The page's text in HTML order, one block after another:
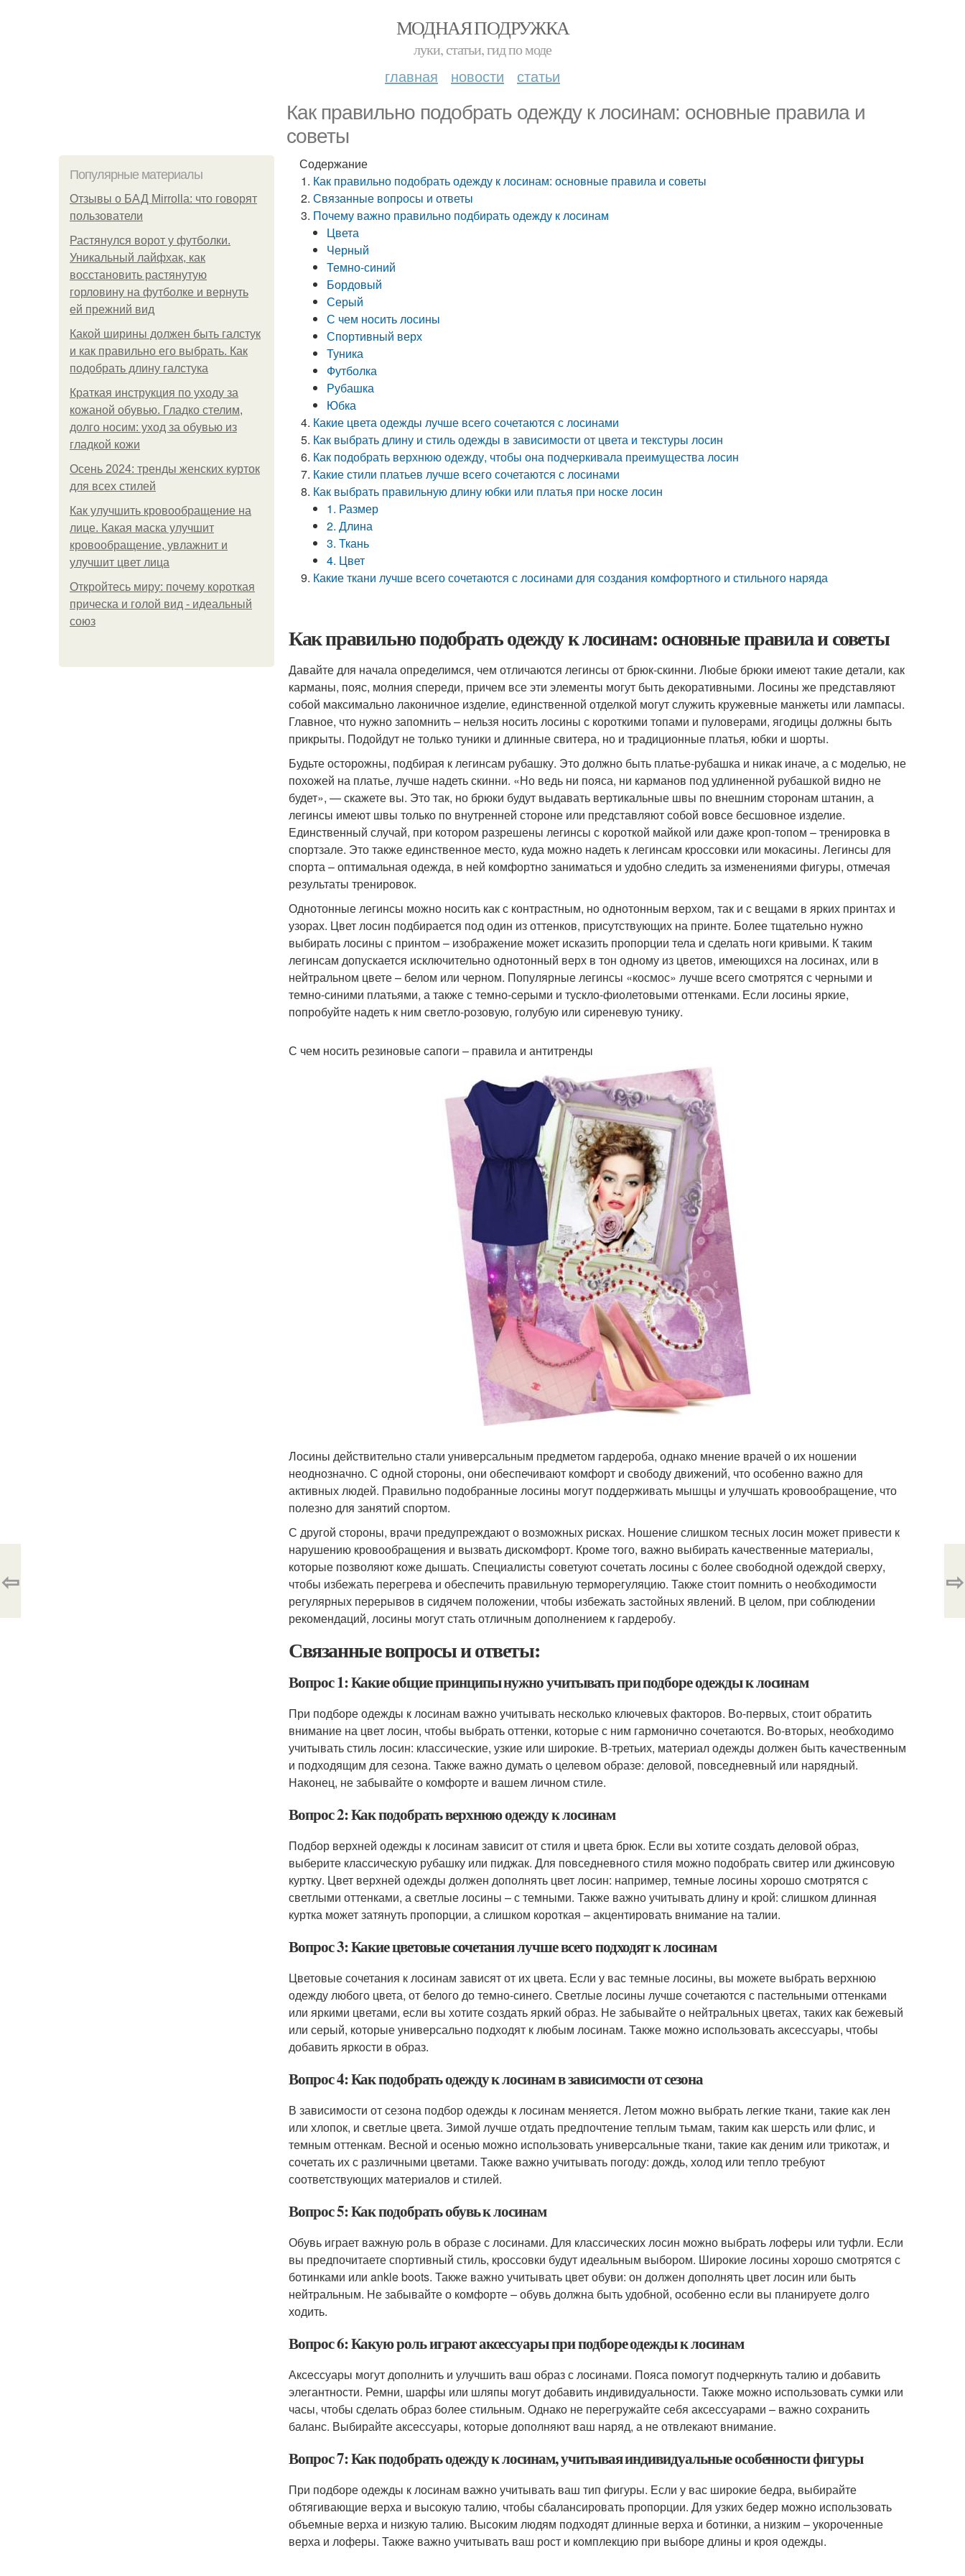
МОДНАЯ ПОДРУЖКА
луки, статьи, гид по моде
главная новости статьи
Как правильно подобрать одежду к лосинам: основные правила и
советы
Популярные материалы
Отзывы о БАД Mirrolla: что говорят
пользователи
Растянулся ворот у футболки.
Уникальный лайфхак, как
восстановить растянутую
горловину на футболке и вернуть
ей прежний вид
Какой ширины должен быть галстук
и как правильно его выбрать. Как
подобрать длину галстука
Краткая инструкция по уходу за
кожаной обувью. Гладко стелим,
долго носим: уход за обувью из
гладкой кожи
Осень 2024: тренды женских курток
для всех стилей
Как улучшить кровообращение на
лице. Какая маска улучшит
кровообращение, увлажнит и
улучшит цвет лица
Откройтесь миру: почему короткая
прическа и голой вид - идеальный
союз
Содержание
Как правильно подобрать одежду к лосинам: основные правила и советы
Связанные вопросы и ответы
Почему важно правильно подбирать одежду к лосинам
Цвета
Черный
Темно-синий
Бордовый
Серый
С чем носить лосины
Спортивный верх
Туника
Футболка
Рубашка
Юбка
Какие цвета одежды лучше всего сочетаются с лосинами
Как выбрать длину и стиль одежды в зависимости от цвета и текстуры лосин
Как подобрать верхнюю одежду, чтобы она подчеркивала преимущества лосин
Какие стили платьев лучше всего сочетаются с лосинами
Как выбрать правильную длину юбки или платья при носке лосин
1. Размер
2. Длина
3. Ткань
4. Цвет
Какие ткани лучше всего сочетаются с лосинами для создания комфортного и стильного наряда
Как правильно подобрать одежду к лосинам: основные правила и советы
Давайте для начала определимся, чем отличаются легинсы от брюк-скинни. Любые брюки имеют такие детали, как
карманы, пояс, молния спереди, причем все эти элементы могут быть декоративными. Лосины же представляют
собой максимально лаконичное изделие, единственной отделкой могут служить кружевные манжеты или лампасы.
Главное, что нужно запомнить – нельзя носить лосины с короткими топами и пуловерами, ягодицы должны быть
прикрыты. Подойдут не только туники и длинные свитера, но и традиционные платья, юбки и шорты.
Будьте осторожны, подбирая к легинсам рубашку. Это должно быть платье-рубашка и никак иначе, а с моделью, не
похожей на платье, лучше надеть скинни. «Но ведь ни пояса, ни карманов под удлиненной рубашкой видно не
будет», — скажете вы. Это так, но брюки будут выдавать вертикальные швы по внешним сторонам штанин, а
легинсы имеют швы только по внутренней стороне или представляют собой вовсе бесшовное изделие.
Единственный случай, при котором разрешены легинсы с короткой майкой или даже кроп-топом – тренировка в
спортзале. Это также единственное место, куда можно надеть к легинсам кроссовки или мокасины. Легинсы для
спорта – оптимальная одежда, в ней комфортно заниматься и удобно следить за изменениями фигуры, отмечая
результаты тренировок.
Однотонные легинсы можно носить как с контрастным, но однотонным верхом, так и с вещами в ярких принтах и
узорах. Цвет лосин подбирается под один из оттенков, присутствующих на принте. Более тщательно нужно
выбирать лосины с принтом – изображение может исказить пропорции тела и сделать ноги кривыми. К таким
легинсам допускается исключительно однотонный верх в тон одному из цветов, имеющихся на лосинах, или в
нейтральном цвете – белом или черном. Популярные легинсы «космос» лучше всего смотрятся с черными и
темно-синими платьями, а также с темно-серыми и тускло-фиолетовыми оттенками. Если лосины яркие,
попробуйте надеть к ним светло-розовую, голубую или сиреневую тунику.
С чем носить резиновые сапоги – правила и антитренды
Лосины действительно стали универсальным предметом гардероба, однако мнение врачей о их ношении
неоднозначно. С одной стороны, они обеспечивают комфорт и свободу движений, что особенно важно для
активных людей. Правильно подобранные лосины могут поддерживать мышцы и улучшать кровообращение, что
полезно для занятий спортом.
С другой стороны, врачи предупреждают о возможных рисках. Ношение слишком тесных лосин может привести к
нарушению кровообращения и вызвать дискомфорт. Кроме того, важно выбирать качественные материалы,
которые позволяют коже дышать. Специалисты советуют сочетать лосины с более свободной одеждой сверху,
чтобы избежать перегрева и обеспечить правильную терморегуляцию. Также стоит помнить о необходимости
регулярных перерывов в сидячем положении, чтобы избежать застойных явлений. В целом, при соблюдении
рекомендаций, лосины могут стать отличным дополнением к гардеробу.
Связанные вопросы и ответы:
Вопрос 1: Какие общие принципы нужно учитывать при подборе одежды к лосинам
При подборе одежды к лосинам важно учитывать несколько ключевых факторов. Во-первых, стоит обратить
внимание на цвет лосин, чтобы выбрать оттенки, которые с ним гармонично сочетаются. Во-вторых, необходимо
учитывать стиль лосин: классические, узкие или широкие. В-третьих, материал одежды должен быть качественным
и подходящим для сезона. Также важно думать о целевом образе: деловой, повседневный или нарядный.
Наконец, не забывайте о комфорте и вашем личном стиле.
Вопрос 2: Как подобрать верхнюю одежду к лосинам
Подбор верхней одежды к лосинам зависит от стиля и цвета брюк. Если вы хотите создать деловой образ,
выберите классическую рубашку или пиджак. Для повседневного стиля можно подобрать свитер или джинсовую
куртку. Цвет верхней одежды должен дополнять цвет лосин: например, темные лосины хорошо смотрятся с
светлыми оттенками, а светлые лосины – с темными. Также важно учитывать длину и крой: слишком длинная
куртка может затянуть пропорции, а слишком короткая – акцентировать внимание на талии.
Вопрос 3: Какие цветовые сочетания лучше всего подходят к лосинам
Цветовые сочетания к лосинам зависят от их цвета. Если у вас темные лосины, вы можете выбрать верхнюю
одежду любого цвета, от белого до темно-синего. Светлые лосины лучше сочетаются с пастельными оттенками
или яркими цветами, если вы хотите создать яркий образ. Не забывайте о нейтральных цветах, таких как бежевый
или серый, которые универсально подходят к любым лосинам. Также можно использовать аксессуары, чтобы
добавить яркости в образ.
Вопрос 4: Как подобрать одежду к лосинам в зависимости от сезона
В зависимости от сезона подбор одежды к лосинам меняется. Летом можно выбрать легкие ткани, такие как лен
или хлопок, и светлые цвета. Зимой лучше отдать предпочтение теплым тьмам, таким как шерсть или флис, и
темным оттенкам. Весной и осенью можно использовать универсальные ткани, такие как деним или трикотаж, и
сочетать их с различными цветами. Также важно учитывать погоду: дождь, холод или тепло требуют
соответствующих материалов и стилей.
Вопрос 5: Как подобрать обувь к лосинам
Обувь играет важную роль в образе с лосинами. Для классических лосин можно выбрать лоферы или туфли. Если
вы предпочитаете спортивный стиль, кроссовки будут идеальным выбором. Широкие лосины хорошо смотрятся с
ботинками или ankle boots. Также важно учитывать цвет обуви: он должен дополнять цвет лосин или быть
нейтральным. Не забывайте о комфорте – обувь должна быть удобной, особенно если вы планируете долго
ходить.
Вопрос 6: Какую роль играют аксессуары при подборе одежды к лосинам
Аксессуары могут дополнить и улучшить ваш образ с лосинами. Пояса помогут подчеркнуть талию и добавить
элегантности. Ремни, шарфы или шляпы могут добавить индивидуальности. Также можно использовать сумки или
часы, чтобы сделать образ более стильным. Однако не перегружайте себя аксессуарами – важно сохранить
баланс. Выбирайте аксессуары, которые дополняют ваш наряд, а не отвлекают внимание.
Вопрос 7: Как подобрать одежду к лосинам, учитывая индивидуальные особенности фигуры
При подборе одежды к лосинам важно учитывать ваш тип фигуры. Если у вас широкие бедра, выбирайте
обтягивающие верха и высокую талию, чтобы сбалансировать пропорции. Для узких бедер можно использовать
объемные верха и низкую талию. Высоким людям подходят длинные верха и ботинки, а низким – укороченные
верха и лоферы. Также важно учитывать ваш рост и комплекцию при выборе длины и кроя одежды.
⇦ ⇨